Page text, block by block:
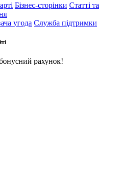
Бізнес-сторінки Статті та
угода Служба підтримки
рахунок!